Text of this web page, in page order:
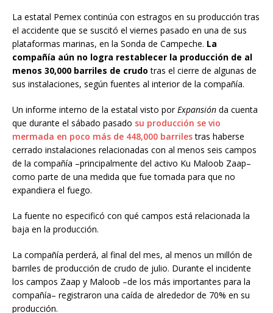
La estatal Pemex continúa con estragos en su producción tras
el accidente que se suscitó el viernes pasado en una de sus
plataformas marinas, en la Sonda de Campeche. La
compañía aún no logra restablecer la producción de al
menos 30,000 barriles de crudo tras el cierre de algunas de
sus instalaciones, según fuentes al interior de la compañía.
Un informe interno de la estatal visto porExpansión da cuenta
que durante el sábado pasado su producción se vio
mermada en poco más de 448,000 barrilestras haberse
cerrado instalaciones relacionadas con al menos seis campos
de la compañía –principalmente del activo Ku Maloob Zaap–
como parte de una medida que fue tomada para que no
expandiera el fuego.
La fuente no especificó con qué campos está relacionada la
baja en la producción.
La compañía perderá, al final del mes, al menos un millón de
barriles de producción de crudo de julio. Durante el incidente
los campos Zaap y Maloob –de los más importantes para la
compañía– registraron una caída de alrededor de 70% en su
producción.